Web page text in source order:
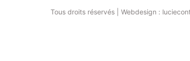
Tous droits réservés | Webdesign :